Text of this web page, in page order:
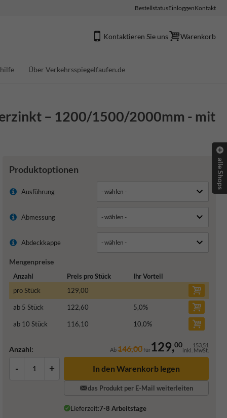
BestellstatusEinloggenKontakt
Kontaktieren Sie uns Warenkorb
Über Verkehrsspiegelfaufen.de
– 1200/1500/2000mm - mit
Produktoptionen
Ausführung
Abmessung
Abdeckkappe
Mengenpreise
Anzahl Preis pro Stück
Ihr Vorteil
pro Stück
129,00
ab 5 Stück 122,60 5,0%
ab 10 Stück 116,10 10,0%
Anzahl: Ab146,00für129,00 153,51
inkl. MwSt.
- + In den Warenkorb legen
das Produkt per E-Mail weiterleiten
Lieferzeit:7-8 Arbeitstage
alle Shops